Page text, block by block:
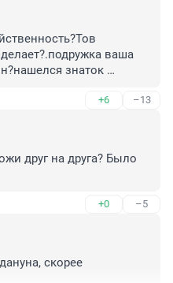
ваша
знаток
+6 –13
друг на друга? Было
+0 –5
скорее